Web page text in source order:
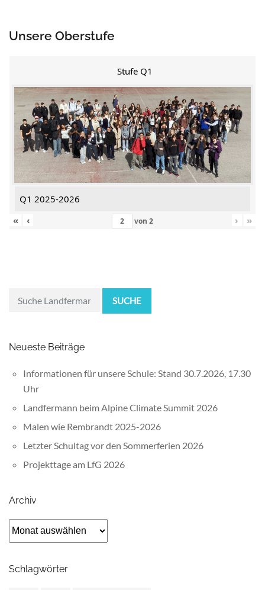
Unsere Oberstufe
Stufe Q1
Q1 2025-2026
«
‹ von 2 › »
SUCHE
Neueste Beiträge
Informationen für unsere Schule: Stand 30.7.2026, 17.30
Uhr
Landfermann beim Alpine Climate Summit 2026
Malen wie Rembrandt 2025-2026
Letzter Schultag vor den Sommerferien 2026
Projekttage am LfG 2026
Archiv
Archiv
Schlagwörter